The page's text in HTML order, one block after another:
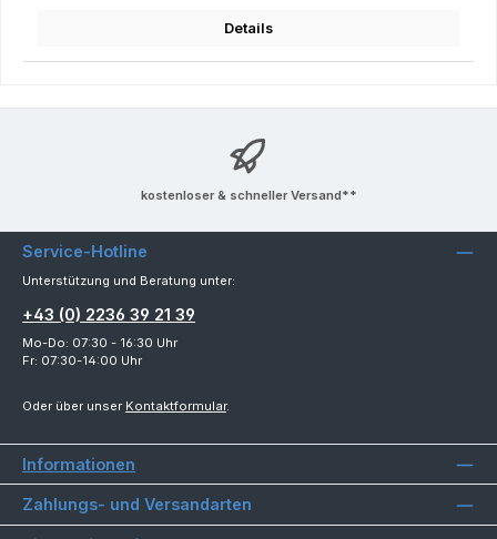
Details
kostenloser & schneller Versand**
Service-Hotline
Unterstützung und Beratung unter:
+43 (0) 2236 39 21 39
Mo-Do: 07:30 - 16:30 Uhr
Fr: 07:30-14:00 Uhr
Oder über unser Kontaktformular.
Informationen
Zahlungs- und Versandarten